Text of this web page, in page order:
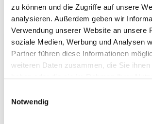
zu können und die Zugriffe auf unsere
analysieren. Außerdem geben wir
Verwendung unserer Website an unsere
soziale Medien, Werbung und Analysen
Partner führen diese Informationen
weiteren Daten zusammen, die Sie
Notwendig
Kontaktformular